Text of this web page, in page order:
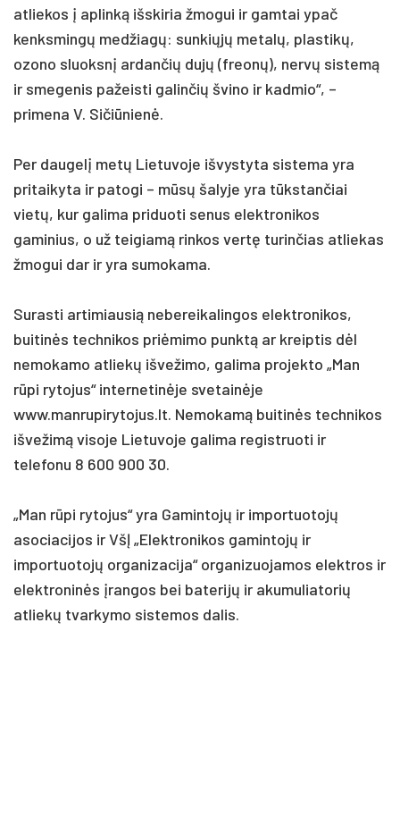
atliekos į aplinką išskiria žmogui ir gamtai ypač
kenksmingų medžiagų: sunkiųjų metalų, plastikų,
ozono sluoksnį ardančių dujų (freonų), nervų sistemą
ir smegenis pažeisti galinčių švino ir kadmio“, –
primena V. Sičiūnienė.
Per daugelį metų Lietuvoje išvystyta sistema yra
pritaikyta ir patogi – mūsų šalyje yra tūkstančiai
vietų, kur galima priduoti senus elektronikos
gaminius, o už teigiamą rinkos vertę turinčias atliekas
žmogui dar ir yra sumokama.
Surasti artimiausią nebereikalingos elektronikos,
buitinės technikos priėmimo punktą ar kreiptis dėl
nemokamo atliekų išvežimo, galima projekto „Man
rūpi rytojus“ internetinėje svetainėje
www.manrupirytojus.lt. Nemokamą buitinės technikos
išvežimą visoje Lietuvoje galima registruoti ir
telefonu 8 600 900 30.
„Man rūpi rytojus“ yra Gamintojų ir importuotojų
asociacijos ir VšĮ „Elektronikos gamintojų ir
importuotojų organizacija“ organizuojamos elektros ir
elektroninės įrangos bei baterijų ir akumuliatorių
atliekų tvarkymo sistemos dalis.